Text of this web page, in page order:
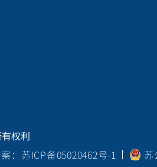
权利
：苏ICP备05020462号-1 苏